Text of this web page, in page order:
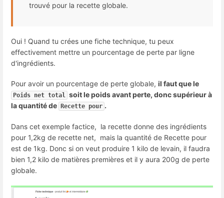
trouvé pour la recette globale.
Oui ! Quand tu crées une fiche technique, tu peux
effectivement mettre un pourcentage de perte par ligne
d'ingrédients.
Pour avoir un pourcentage de perte globale, il faut que le
Poids net total soit le poids avant perte, donc supérieur à
la quantité de
Recette pour .
Dans cet exemple factice, la recette donne des ingrédients
pour 1,2kg de recette net, mais la quantité de Recette pour
est de 1kg. Donc si on veut produire 1 kilo de levain, il faudra
bien 1,2 kilo de matières premières et il y aura 200g de perte
globale.